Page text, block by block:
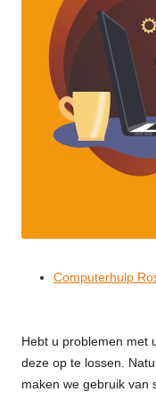
Computerhulp
Hebt u problemen met
deze op te lossen.
maken we gebruik van